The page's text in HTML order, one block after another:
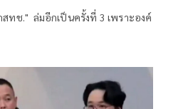
ทช." ล่มอีกเป็นครั้งที่ 3 เพราะองค์